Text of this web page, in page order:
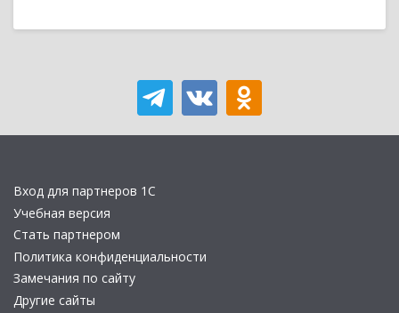
Вход для партнеров 1С
Учебная версия
Стать партнером
Политика конфиденциальности
Замечания по сайту
Другие сайты